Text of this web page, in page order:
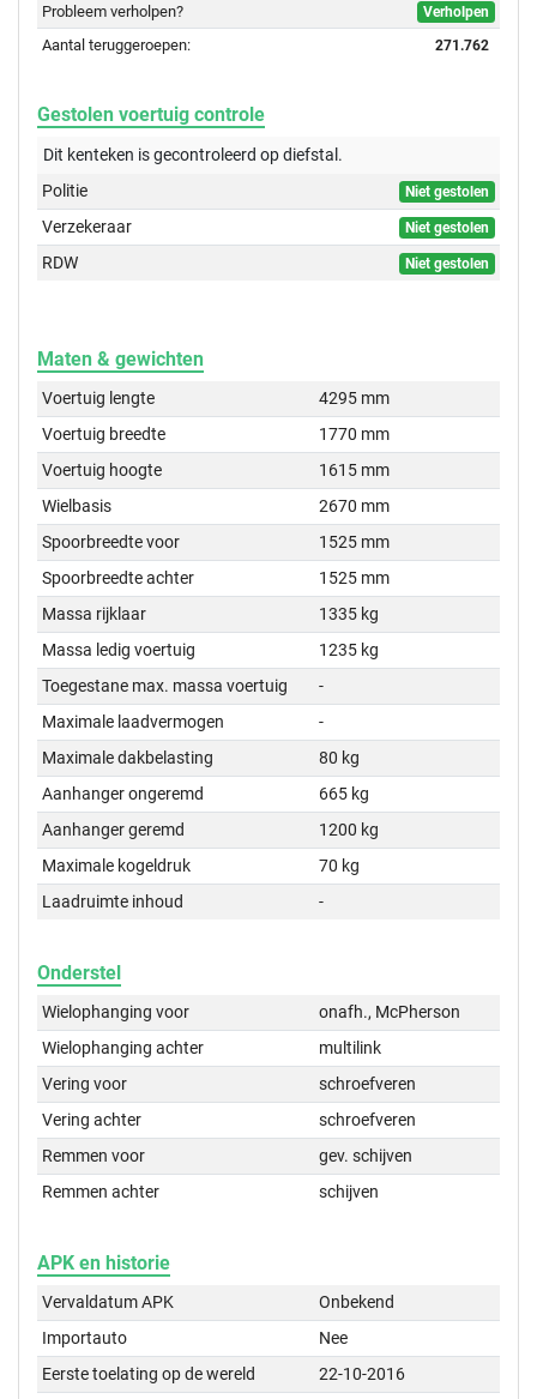
Probleem verholpen? Verholpen
Aantal teruggeroepen: 271.762
Gestolen voertuig controle
Dit kenteken is gecontroleerd opdiefstal.
Politie
Niet gestolen
Verzekeraar Niet gestolen
RDW Niet gestolen
Maten & gewichten
Voertuig lengte
4295 mm
Voertuig breedte
1770 mm
Voertuig hoogte
1615 mm
Wielbasis
2670 mm
Spoorbreedte voor
1525 mm
Spoorbreedte achter
1525 mm
Massa rijklaar
1335 kg
Massa ledig voertuig
1235 kg
Toegestane max. massa voertuig
-
Maximale laadvermogen
-
Maximale dakbelasting
80 kg
Aanhanger ongeremd
665 kg
Aanhanger geremd
1200 kg
Maximale kogeldruk
70 kg
Laadruimte inhoud
-
Onderstel
Wielophanging voor
onafh., McPherson
Wielophanging achter
multilink
Vering voor
schroefveren
Vering achter
schroefveren
Remmen voor
gev. schijven
Remmen achter
schijven
APK en historie
Vervaldatum APK
Onbekend
Importauto
Nee
Eerste toelating op de wereld
22-10-2016